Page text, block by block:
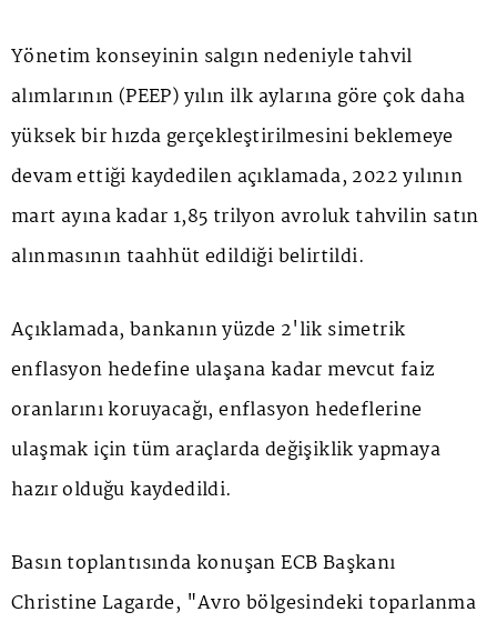
Yönetim konseyinin salgın nedeniyle tahvil
alımlarının (PEEP) yılın ilk aylarına göre çok daha
yüksek bir hızda gerçekleştirilmesini beklemeye
devam ettiği kaydedilen açıklamada, 2022 yılının
mart ayına kadar 1,85 trilyon avroluk tahvilin satın
alınmasının taahhüt edildiği belirtildi.
Açıklamada, bankanın yüzde 2'lik simetrik
enflasyon hedefine ulaşana kadar mevcut faiz
oranlarını koruyacağı, enflasyon hedeflerine
ulaşmak için tüm araçlarda değişiklik yapmaya
hazır olduğu kaydedildi.
Basın toplantısında konuşan ECB Başkanı
Christine Lagarde, "Avro bölgesindeki toparlanma